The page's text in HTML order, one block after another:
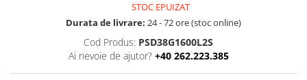
Sisteme PC & Periferice
Sisteme Desktop & Monitoare
STOC EPUIZAT
Durata de livrare: 24 - 72 ore (stoc online)
Cod Produs: PSD38G1600L2S
Ai nevoie de ajutor? +40 262.223.385